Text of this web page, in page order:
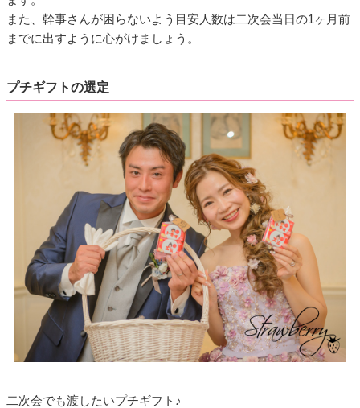
また、幹事さんが困らないよう目安人数は二次会当日の1ヶ月前
までに出すように心がけましょう。
プチギフトの選定
二次会でも渡したいプチギフト♪